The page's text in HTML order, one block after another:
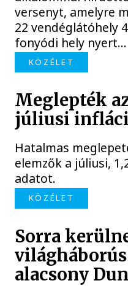
versenyt, amelyre
22 vendéglátóhely
fonyódi hely nyert...
KÖZÉLET
Meglepték
júliusi
Hatalmas
elemzők a júliusi,
adatot.
KÖZÉLET
Sorra
alacsony